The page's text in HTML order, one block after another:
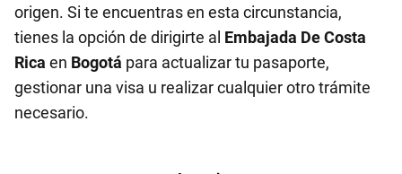
origen. Si te encuentras en esta circunstancia,
tienes la opción de dirigirte al Embajada De Costa
Rica en Bogotá para actualizar tu pasaporte,
gestionar una visa u realizar cualquier otro trámite
necesario.